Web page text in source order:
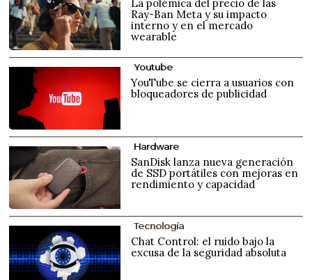
La polémica del precio de las
Ray-Ban Meta y su impacto
interno y en el mercado
wearable
Youtube
YouTube se cierra a usuarios con
bloqueadores de publicidad
Hardware
SanDisk lanza nueva generación
de SSD portátiles con mejoras en
rendimiento y capacidad
Tecnología
Chat Control: el ruido bajo la
excusa de la seguridad absoluta